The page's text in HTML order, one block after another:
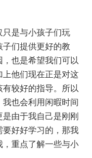
是与小孩子们玩
们提供更好的教
也是希望我们可以
他们现在正是对这
较好的指导。所以
也会利用闲暇时间
由于我自己是刚刚
好好学习的，那我
，重点了解一些与小